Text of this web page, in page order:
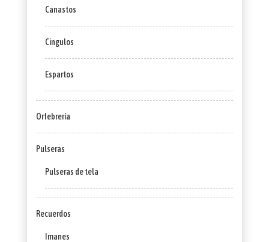
Canastos
Cingulos
Espartos
Orfebrería
Pulseras
Pulseras de tela
Recuerdos
Imanes